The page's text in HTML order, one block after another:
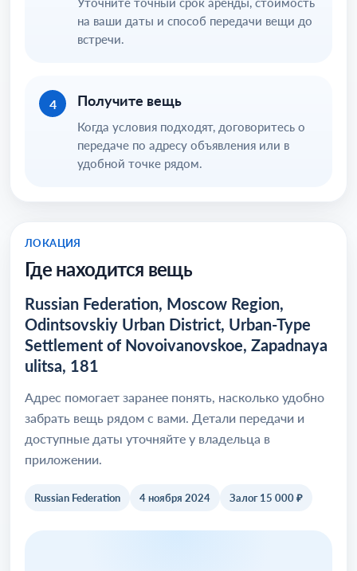
на ваши даты и способ передачи вещи до
встречи.
4 Получите вещь
Когда условия подходят, договоритесь о
передаче по адресу объявления или в
удобной точке рядом.
ЛОКАЦИЯ
Где находится вещь
Russian Federation, Moscow Region,
Odintsovskiy Urban District, Urban-Type
Settlement of Novoivanovskoe, Zapadnaya
ulitsa, 181
Адрес помогает заранее понять, насколько удобно
забрать вещь рядом с вами. Детали передачи и
доступные даты уточняйте у владельца в
приложении.
Russian Federation 4 ноября 2024 Залог 15 000 ₽